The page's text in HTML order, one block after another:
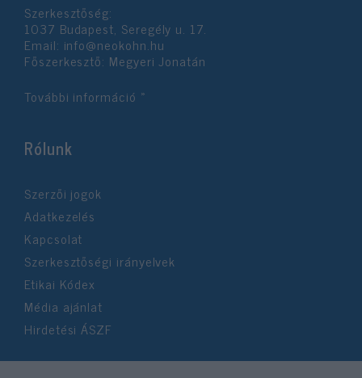
Szerkesztőség:
1037 Budapest, Seregély u. 17.
Email: info@neokohn.hu
Főszerkesztő: Megyeri Jonatán
További információ »
Rólunk
Szerzői jogok
Adatkezelés
Kapcsolat
Szerkesztőségi irányelvek
Etikai Kódex
Média ajánlat
Hirdetési ÁSZF